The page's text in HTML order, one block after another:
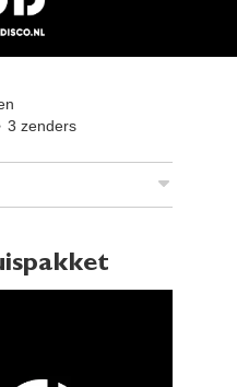
3 zenders